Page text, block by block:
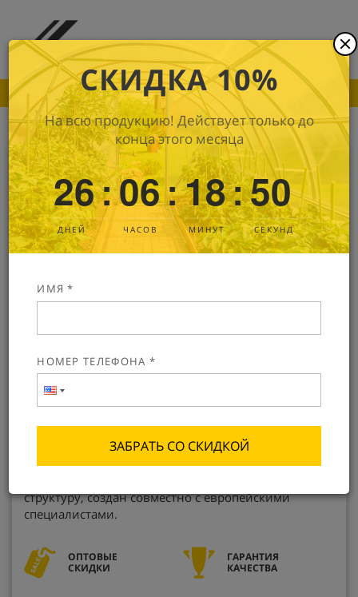
ПОКА ДРУГИЕ ПРОИЗВОДИТЕЛИ
Монолитный поликарбонат Woggel5
мм
В наличии Артикул: 2509
Монолитный поликарбонат Woggel - это листовой
структуру, создан совместно с европейскими
специалистами.
ОПТОВЫЕ
СКИДКИ
ГАРАНТИЯ
КАЧЕСТВА
СКИДКА 10%
На всю продукцию! Действует только до
конца этого месяца
26:
ДНЕЙ
06:
ЧАСОВ
18:
МИНУТ
49
СЕКУНД
ИМЯ *
НОМЕР ТЕЛЕФОНА *
ЗАБРАТЬ СО СКИДКОЙ